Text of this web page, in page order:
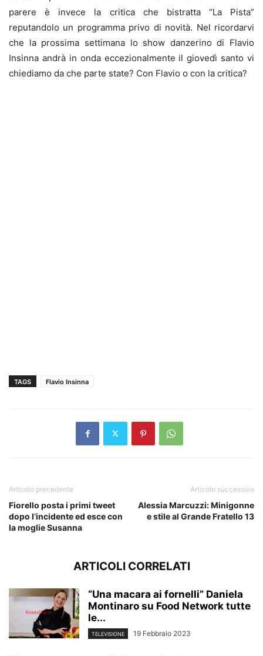
parere è invece la critica che bistratta “La Pista”
reputandolo un programma privo di novità. Nel ricordarvi
che la prossima settimana lo show danzerino di Flavio
Insinna andrà in onda eccezionalmente il giovedì santo vi
chiediamo da che parte state? Con Flavio o con la critica?
TAGS Flavio Insinna
Articolo precedente
Fiorello posta i primi tweet
dopo l’incidente ed esce con
la moglie Susanna
Articolo successivo
Alessia Marcuzzi: Minigonne
e stile al Grande Fratello 13
ARTICOLI CORRELATI
“Una macara ai fornelli” Daniela
Montinaro su Food Network tutte
le...
TELEVISIONE 19 Febbraio 2023